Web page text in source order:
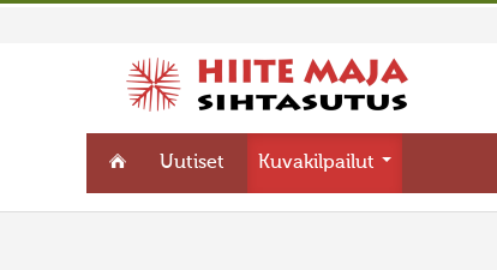
Uutiset Kuvakilpailut